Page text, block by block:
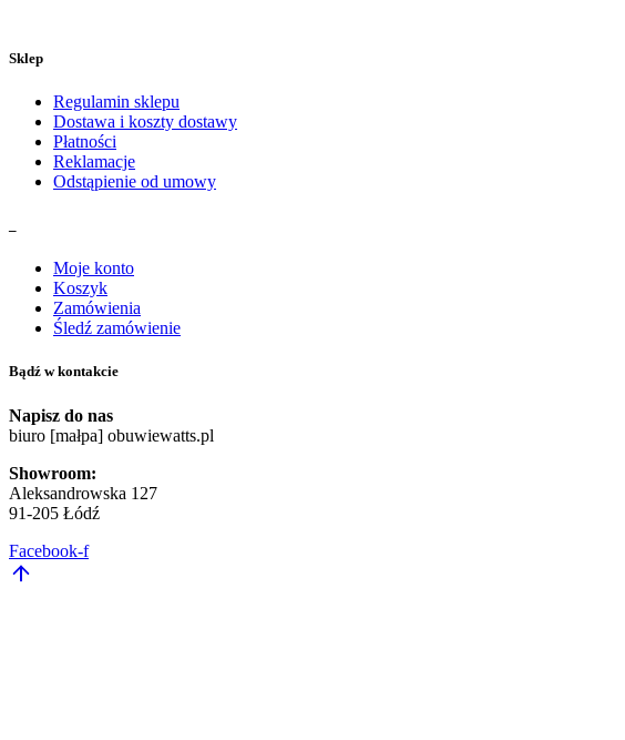
Sklep
Regulamin sklepu
Dostawa i koszty dostawy
Płatności
Reklamacje
Odstąpienie od umowy
Moje konto
Koszyk
Zamówienia
Śledź zamówienie
Bądź w kontakcie
Napisz do nas
biuro [małpa] obuwiewatts.pl
Showroom:
Aleksandrowska 127
91-205 Łódź
Facebook-f